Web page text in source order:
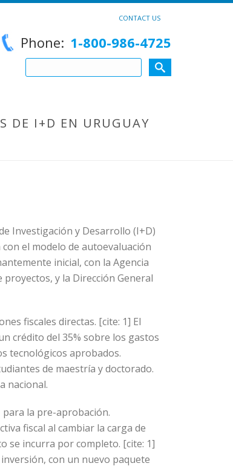
CONTACT US
Phone: 1-800-986-4725
DE I+D EN URUGUAY
Investigación y Desarrollo (I+D)
el modelo de autoevaluación
inicial, con la Agencia
y la Dirección General
fiscales directas. [cite: 1] El
crédito del 35% sobre los gastos
tecnológicos aprobados.
de maestría y doctorado.
nacional.
la pre-aprobación.
fiscal al cambiar la carga de
se incurra por completo. [cite: 1]
con un nuevo paquete